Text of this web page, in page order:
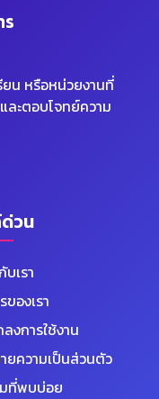
ยน หรือหน่วยงานที่
ละตอบโจทย์ความ
วน
บเรา
ของเรา
งการใช้งาน
ยความเป็นส่วนตัว
ที่พบบ่อย